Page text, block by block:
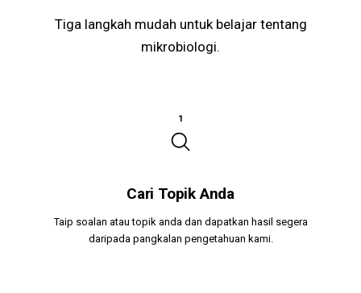
Tiga langkah mudah untuk belajar tentang
mikrobiologi.
1
Cari Topik Anda
Taip soalan atau topik anda dan dapatkan hasil segera
daripada pangkalan pengetahuan kami.